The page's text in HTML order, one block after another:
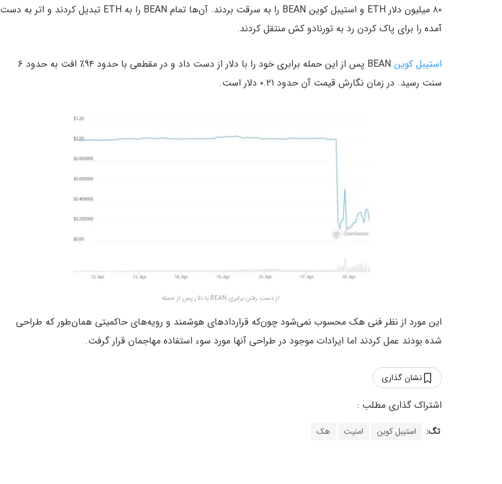
۸۰ میلیون دلار ETH و استیبل کوین BEAN را به سرقت بردند. آن‌ها تمام BEAN را به ETH تبدیل کردند و اتر به دست
آمده را برای پاک کردن رد به تورنادو کش منتقل کردند.
استیبل کوین
BEAN پس از این حمله برابری خود را با دلار از دست داد و در مقطعی با حدود ۹۴٪ افت به حدود ۶
سنت رسید. در زمان نگارش قیمت آن حدود ۰.۲۱ دلار است.
از دست رفتن برابری BEAN با دلار پس از حمله
این مورد از نظر فنی هک محسوب نمی‌شود چون‌که قراردادهای هوشمند و رویه‌های حاکمیتی همان‌طور که طراحی
شده بودند عمل کردند اما ایرادات موجود در طراحی آنها مورد سوء استفاده مهاجمان قرار گرفت.
نشان گذاری
تگ: استیبل کوین امنیت هک